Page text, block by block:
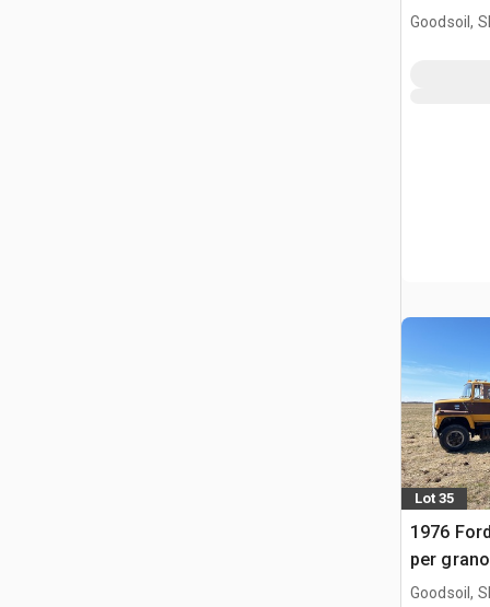
Goodsoil,
Lot 35
1976
per grano
Goodsoil,